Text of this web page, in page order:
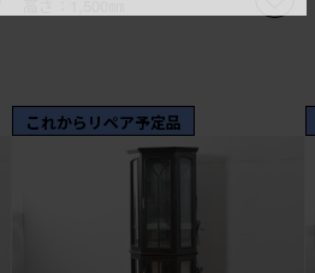
これからリペア予定品